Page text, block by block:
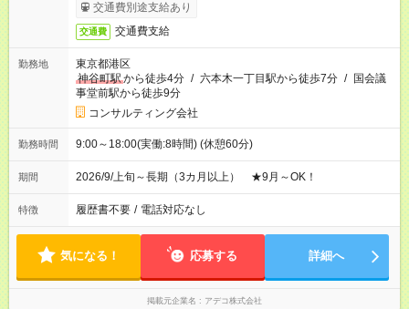
交通費別途支給あり
交通費 交通費支給
勤務地
東京都港区
神谷町駅から徒歩4分 / 六本木一丁目駅から徒歩7分 / 国会議
事堂前駅から徒歩9分
コンサルティング会社
勤務時間 9:00～18:00(実働:8時間) (休憩60分)
期間 2026/9/上旬～長期（3カ月以上） ★9月～OK！
特徴 履歴書不要 / 電話対応なし
気になる！ 応募する 詳細へ
掲載元企業名 アデコ株式会社